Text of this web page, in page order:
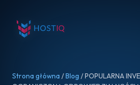
Strona główna /Blog / POPULARNA